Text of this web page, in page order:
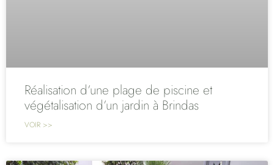
Réalisation d’une plage de piscine et
végétalisation d’un jardin à Brindas
VOIR >>